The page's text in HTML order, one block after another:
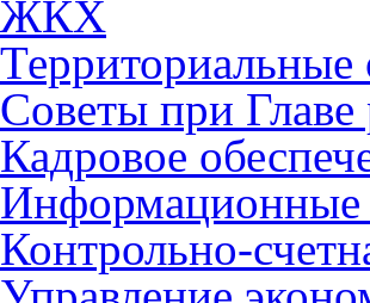
ЖКХ
Территориальные
Советы при Главе
Кадровое
Информационные
Контрольно-